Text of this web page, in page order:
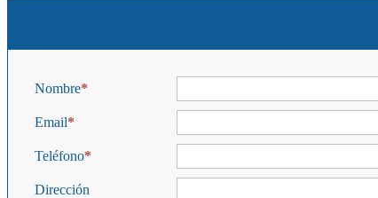
Nombre
Email
Teléfono
Dirección